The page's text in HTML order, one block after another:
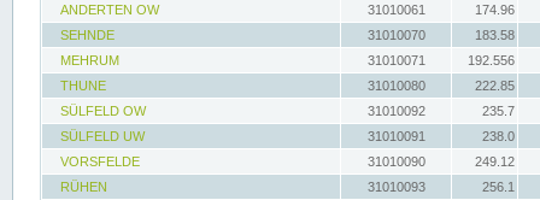
ANDERTEN OW
31010061
174.96
SEHNDE
31010070
183.58
MEHRUM
31010071
192.556
THUNE
31010080
222.85
SÜLFELD OW
31010092
235.7
SÜLFELD UW
31010091
238.0
VORSFELDE
31010090
249.12
RÜHEN
31010093
256.1